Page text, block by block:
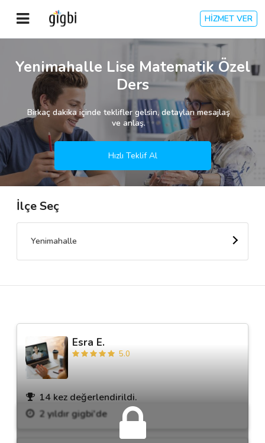
HİZMET VER
Anasayfa
Giriş Yap
Kayıt Ol
Kategoriler
🎈 Biz Kimiz?
🌟 Müşteri Değerlendirmeleri
Kariyer
Yenimahalle Lise Matematik Özel
Ders
Birkaç dakika içinde teklifler gelsin, detayları mesajlaş
ve anlaş.
Hızlı Teklif Al
İlçe Seç
Yenimahalle
Esra E.
5.0
14 kez değerlendirildi.
2 yıldır gigbi'de